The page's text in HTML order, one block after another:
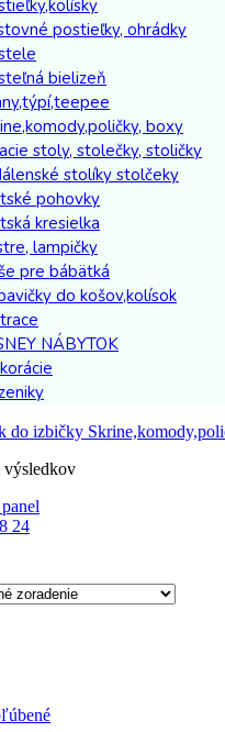
postieľky, ohrádky
bielizeň
boxy
stoly, stolečky, stoličky
stolíky stolčeky
pohovky
kresielka
lampičky
pre bábätká
do košov,kolísok
NÁBYTOK
do izbičky
výsledkov
24